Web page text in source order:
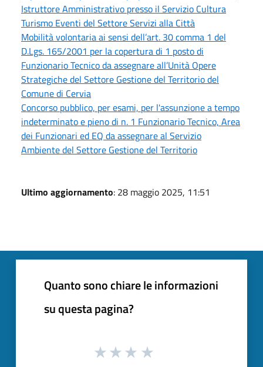
Istruttore Amministrativo presso il Servizio Cultura
Turismo Eventi del Settore Servizi alla Città
Mobilità volontaria ai sensi dell’art. 30 comma 1 del
D.Lgs. 165/2001 per la copertura di 1 posto di
Funzionario Tecnico da assegnare all’Unità Opere
Strategiche del Settore Gestione del Territorio del
Comune di Cervia
Concorso pubblico, per esami, per l'assunzione a tempo
indeterminato e pieno di n. 1 Funzionario Tecnico, Area
dei Funzionari ed EQ da assegnare al Servizio
Ambiente del Settore Gestione del Territorio
Ultimo aggiornamento: 28 maggio 2025, 11:51
Quanto sono chiare le informazioni
su questa pagina?